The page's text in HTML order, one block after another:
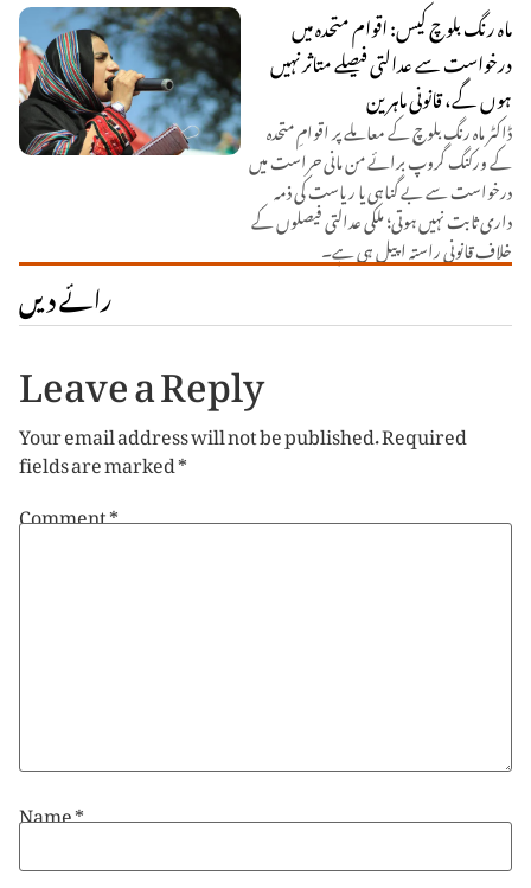
ماہ رنگ بلوچ کیس: اقوام متحدہ میں
درخواست سے عدالتی فیصلے متاثر نہیں
ہوں گے، قانونی ماہرین
ڈاکٹر ماہ رنگ بلوچ کے معاملے پر اقوامِ متحدہ
کے ورکنگ گروپ برائے من مانی حراست میں
درخواست سے بے گناہی یا ریاست کی ذمہ
داری ثابت نہیں ہوتی؛ ملکی عدالتی فیصلوں کے
خلاف قانونی راستہ اپیل ہی ہے۔
رائے دیں
Leave a Reply
Your email address will not be published.Required
fields are marked*
Comment*
Name*